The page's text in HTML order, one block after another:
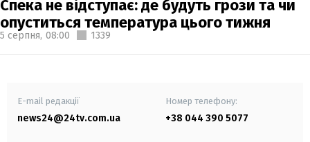
Спека не відступає: де будуть грози та чи
опуститься температура цього тижня
5 серпня, 08:00 1339
E-mail редакції
news24@24tv.com.ua
Номер телефону:
+38 044 390 5077